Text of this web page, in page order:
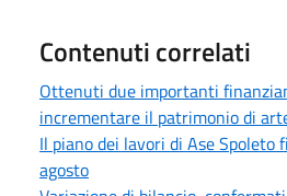
Contenuti correlati
Ottenuti due importanti
incrementare il patrimonio di
Il piano dei lavori di Ase Spoleto
agosto